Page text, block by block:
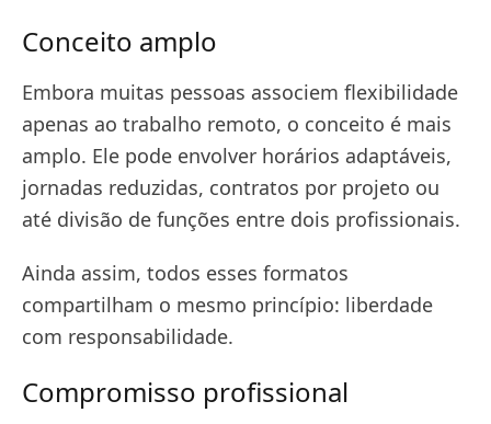
Conceito amplo
Embora muitas pessoas associem flexibilidade
apenas ao trabalho remoto, o conceito é mais
amplo. Ele pode envolver horários adaptáveis,
jornadas reduzidas, contratos por projeto ou
até divisão de funções entre dois profissionais.
Ainda assim, todos esses formatos
compartilham o mesmo princípio: liberdade
com responsabilidade.
Compromisso profissional